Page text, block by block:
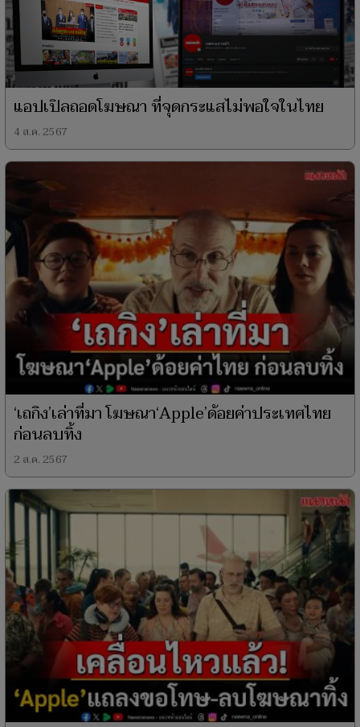
แอปเปิลถอดโฆษณา ที่จุดกระแสไม่พอใจในไทย
4 ส.ค. 2567
‘เถกิง’เล่าที่มา โฆษณา‘Apple’ด้อยค่าประเทศไทย
ก่อนลบทิ้ง
2 ส.ค. 2567